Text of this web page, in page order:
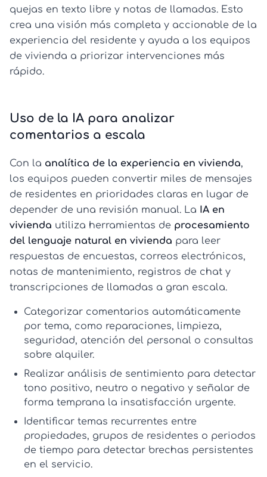
quejas en texto libre y notas de llamadas. Esto
crea una visión más completa y accionable de la
experiencia del residente y ayuda a los equipos
de vivienda a priorizar intervenciones más
rápido.
Uso de la IA para analizar
comentarios a escala
Con la analítica de la experiencia en vivienda,
los equipos pueden convertir miles de mensajes
de residentes en prioridades claras en lugar de
depender de una revisión manual. La
IA en
vivienda utiliza herramientas de procesamiento
del lenguaje natural en vivienda para leer
respuestas de encuestas, correos electrónicos,
notas de mantenimiento, registros de chat y
transcripciones de llamadas a gran escala.
Categorizar comentarios automáticamente
por tema, como reparaciones, limpieza,
seguridad, atención del personal o consultas
sobre alquiler.
Realizar análisis de sentimiento para detectar
tono positivo, neutro o negativo y señalar de
forma temprana la insatisfacción urgente.
Identificar temas recurrentes entre
propiedades, grupos de residentes o periodos
de tiempo para detectar brechas persistentes
en el servicio.